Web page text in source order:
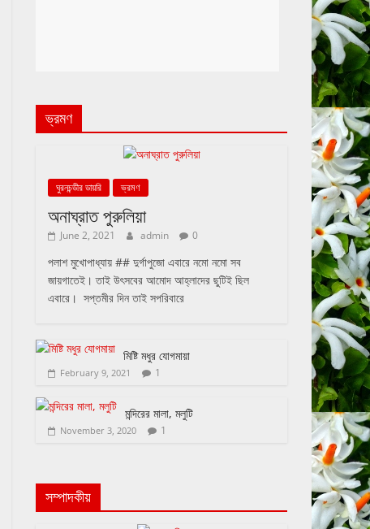
ভ্রমণ
ঘুরনচন্ডীর ডায়রি ভ্রমণ
অনাঘ্রাত পুরুলিয়া
June 2, 2021 admin 0
পলাশ মুখোপাধ্যায় ## দুর্গাপুজো এবারে নমো নমো সব
জায়গাতেই। তাই উৎসবের আমোদ আহ্লাদের ছুটিই ছিল
এবারে। সপ্তমীর দিন তাই সপরিবারে
মিষ্টি মধুর যোগমায়া
February 9, 2021 1
মন্দিরের মালা, মলুটি
November 3, 2020 1
সম্পাদকীয়